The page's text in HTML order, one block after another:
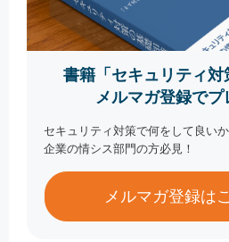
書籍「セキュリティ対
メルマガ登録でプ
セキュリティ対策で何をして良い
企業の情シス部門の方必見！
メルマガ登録は